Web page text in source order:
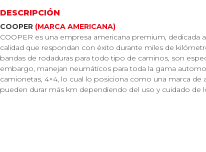
DESCRIPCIÓN
COOPER (MARCA AMERICANA)
COOPER es una empresa americana premium, dedicada
calidad que respondan con éxito durante miles de
bandas de rodaduras para todo tipo de caminos, son
embargo, manejan neumáticos para toda la gama
camionetas, 4×4, lo cual lo posiciona como una marca de
pueden durar más km dependiendo del uso y cuidado de